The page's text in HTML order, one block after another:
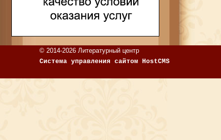
© 2014-2026 Литературный центр
Система управления сайтом HostCMS